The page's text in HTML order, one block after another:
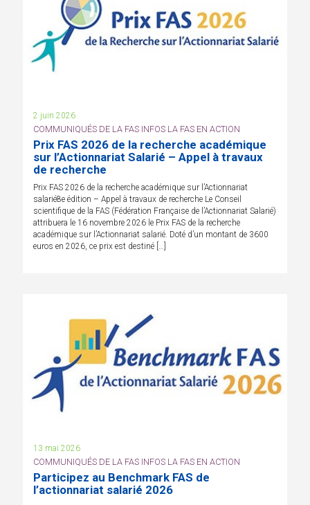
2 juin 2026
COMMUNIQUÉS DE LA FAS INFOS LA FAS EN ACTION
Prix FAS 2026 de la recherche académique
sur l’Actionnariat Salarié – Appel à travaux
de recherche
Prix FAS 2026 de la recherche académique sur l’Actionnariat
salarié8e édition – Appel à travaux de recherche Le Conseil
scientifique de la FAS (Fédération Française de l’Actionnariat Salarié)
attribuera le 16 novembre 2026 le Prix FAS de la recherche
académique sur l’Actionnariat salarié. Doté d’un montant de 3600
euros en 2026, ce prix est destiné […]
13 mai 2026
COMMUNIQUÉS DE LA FAS INFOS LA FAS EN ACTION
Participez au Benchmark FAS de
l’actionnariat salarié 2026